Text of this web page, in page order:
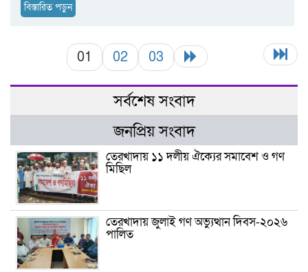
বিস্তারিত পড়ুন
01 02 03
সর্বশেষ সংবাদ
জনপ্রিয় সংবাদ
তেরখাদায় ১১ দলীয় ঐক্যের সমাবেশ ও গণ
মিছিল
তেরখাদায় জুলাই গণ অভ্যুত্থান দিবস-২০২৬
পালিত